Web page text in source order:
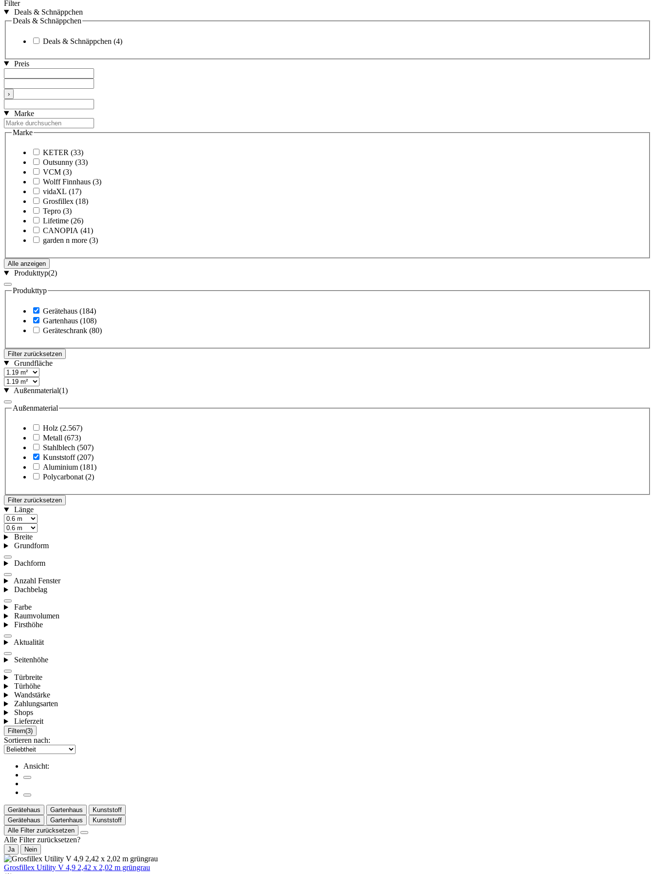
Filter
Deals & Schnäppchen
Deals & Schnäppchen
Deals & Schnäppchen (4)
Preis
›
Marke
Marke
KETER (33)
Outsunny (33)
VCM (3)
Wolff Finnhaus (3)
vidaXL (17)
Grosfillex (18)
Tepro (3)
Lifetime (26)
CANOPIA (41)
garden n more (3)
Alle anzeigen
Produkttyp(2)
Produkttyp
Gerätehaus (184)
Gartenhaus (108)
Geräteschrank (80)
Filter zurücksetzen
Grundfläche
Außenmaterial(1)
Außenmaterial
Holz (2.567)
Metall (673)
Stahlblech (507)
Kunststoff (207)
Aluminium (181)
Polycarbonat (2)
Filter zurücksetzen
Länge
Breite
Grundform
Dachform
Anzahl Fenster
Dachbelag
Farbe
Raumvolumen
Firsthöhe
Aktualität
Seitenhöhe
Türbreite
Türhöhe
Wandstärke
Zahlungsarten
Shops
Lieferzeit
Filtern(3)
Sortieren nach:
Ansicht:
Gerätehaus Gartenhaus
Kunststoff
Gerätehaus
Gartenhaus
Kunststoff
Alle Filter zurücksetzen
Alle Filter zurücksetzen?
Ja Nein
Grosfillex Utility V 4,9 2,42 x 2,02 m grüngrau